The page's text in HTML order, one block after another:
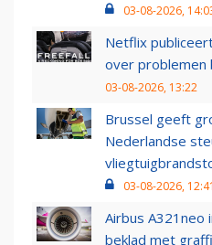
03-08-2026,
Netflix
over problemen
03-08-2026, 13:22
Brussel geeft
Nederlandse
03-08-2026, 12:41
Airbus A321neo
beklad met